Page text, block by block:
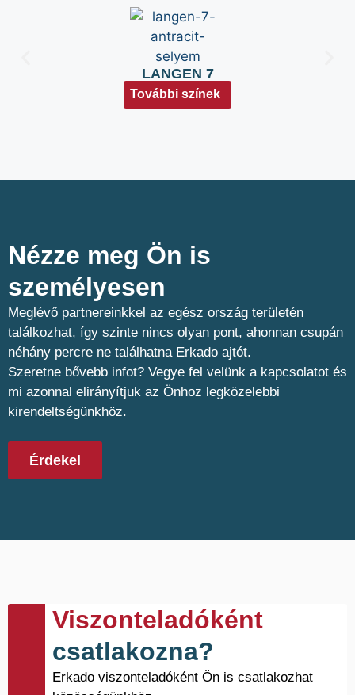
LANGEN 7
További színek
Nézze meg Ön is
személyesen​
Meglévő partnereinkkel az egész ország területén
találkozhat, így szinte nincs olyan pont, ahonnan csupán
néhány percre ne találhatna Erkado ajtót.
Szeretne bővebb infot? Vegye fel velünk a kapcsolatot és
mi azonnal elirányítjuk az Önhoz legközelebbi
kirendeltségünkhöz.
Érdekel
Viszonteladóként
csatlakozna?
Erkado viszonteladóként Ön is csatlakozhat